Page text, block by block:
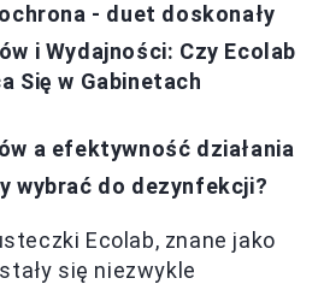
- duet doskonały
i Wydajności: Czy Ecolab
Się w Gabinetach
a efektywność działania
wybrać do dezynfekcji?
Ecolab, znane jako
się niezwykle